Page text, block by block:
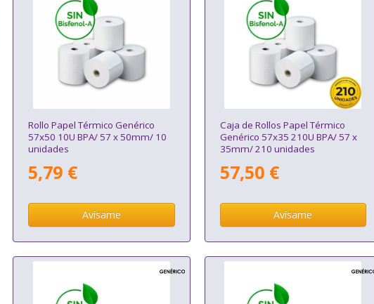
Rollo Papel Térmico Genérico
57x50 10U BPA/ 57 x 50mm/ 10
unidades
5,79 €
Avísame
Caja de Rollos Papel Térmico
Genérico 57x35 210U BPA/ 57 x
35mm/ 210 unidades
57,50 €
Avísame